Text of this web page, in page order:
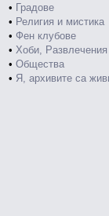
• Градове
• Религия и мистика
• Фен клубове
• Хоби, Развлечения
• Общества
• Я, архивите са